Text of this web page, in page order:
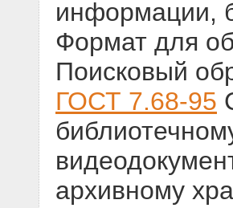
информации,
Формат для
Поисковый
ГОСТ 7.68-95
архивному